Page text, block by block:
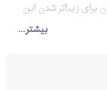
بیشتر...
برای زیباتر شدن این
یا برچسب زیبا بر
و تک جداره و قوطی